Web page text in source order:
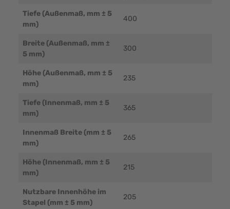
Tiefe (Außenmaß, mm ± 5
mm)
400
Breite (Außenmaß, mm ±
5 mm)
300
Höhe (Außenmaß, mm ± 5
mm)
235
Tiefe (Innenmaß, mm ± 5
mm)
365
Innenmaß Breite (mm ± 5
mm)
265
Höhe (Innenmaß, mm ± 5
mm)
215
Nutzbare Innenhöhe im
Stapel (mm ± 5 mm)
205